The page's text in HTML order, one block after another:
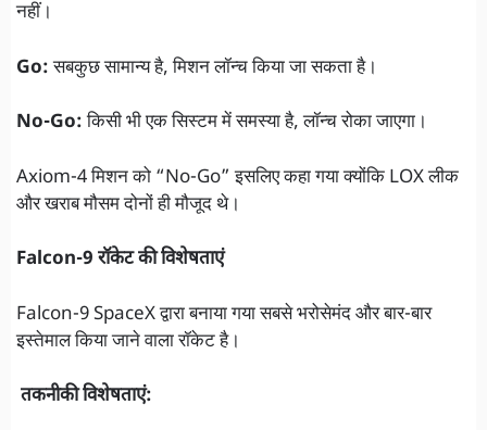
नहीं।
Go:सबकुछ सामान्य है, मिशन लॉन्च किया जा सकता है।
No-Go:किसी भी एक सिस्टम में समस्या है, लॉन्च रोका जाएगा।
Axiom-4 मिशन को “No-Go” इसलिए कहा गया क्योंकि LOX लीक
और खराब मौसम दोनों ही मौजूद थे।
Falcon-9 रॉकेट की विशेषताएं
Falcon-9 SpaceX द्वारा बनाया गया सबसे भरोसेमंद और बार-बार
इस्तेमाल किया जाने वाला रॉकेट है।
तकनीकी विशेषताएं: